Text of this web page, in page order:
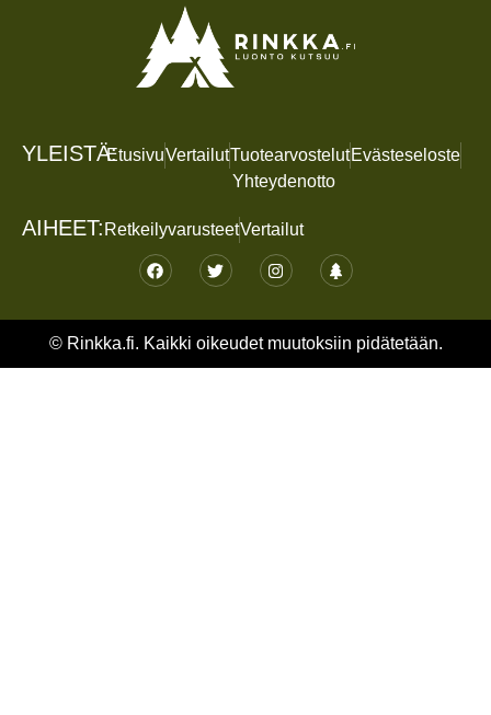
YLEISTÄ:EtusivuVertailutTuotearvostelutEvästeseloste
Yhteydenotto
AIHEET: RetkeilyvarusteetVertailut
© Rinkka.fi. Kaikki oikeudet muutoksiin pidätetään.